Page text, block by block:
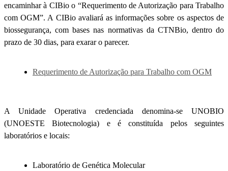
encaminhar à CIBio o “Requerimento de Autorização para Trabalho
com OGM”. A CIBio avaliará as informações sobre os aspectos de
biossegurança, com bases nas normativas da CTNBio, dentro do
prazo de 30 dias, para exarar o parecer.
Requerimento de Autorização para Trabalho com OGM
A Unidade Operativa credenciada denomina-se UNOBIO
(UNOESTE Biotecnologia) e é constituída pelos seguintes
laboratórios e locais:
Laboratório de Genética Molecular